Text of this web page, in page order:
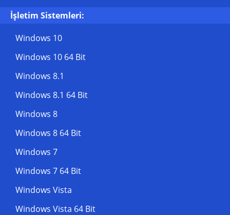
İşletim Sistemleri:
Windows 10
Windows 10 64 Bit
Windows 8.1
Windows 8.1 64 Bit
Windows 8
Windows 8 64 Bit
Windows 7
Windows 7 64 Bit
Windows Vista
Windows Vista 64 Bit